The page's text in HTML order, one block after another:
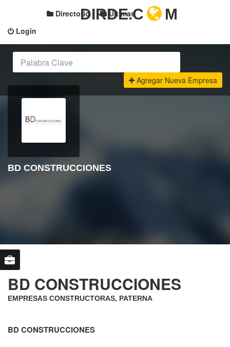
Login
Directorio Últimas
DIRDE.C M
Agregar Nueva Empresa
BD CONSTRUCCIONES
BD CONSTRUCCIONES
EMPRESAS CONSTRUCTORAS, PATERNA
BD CONSTRUCCIONES